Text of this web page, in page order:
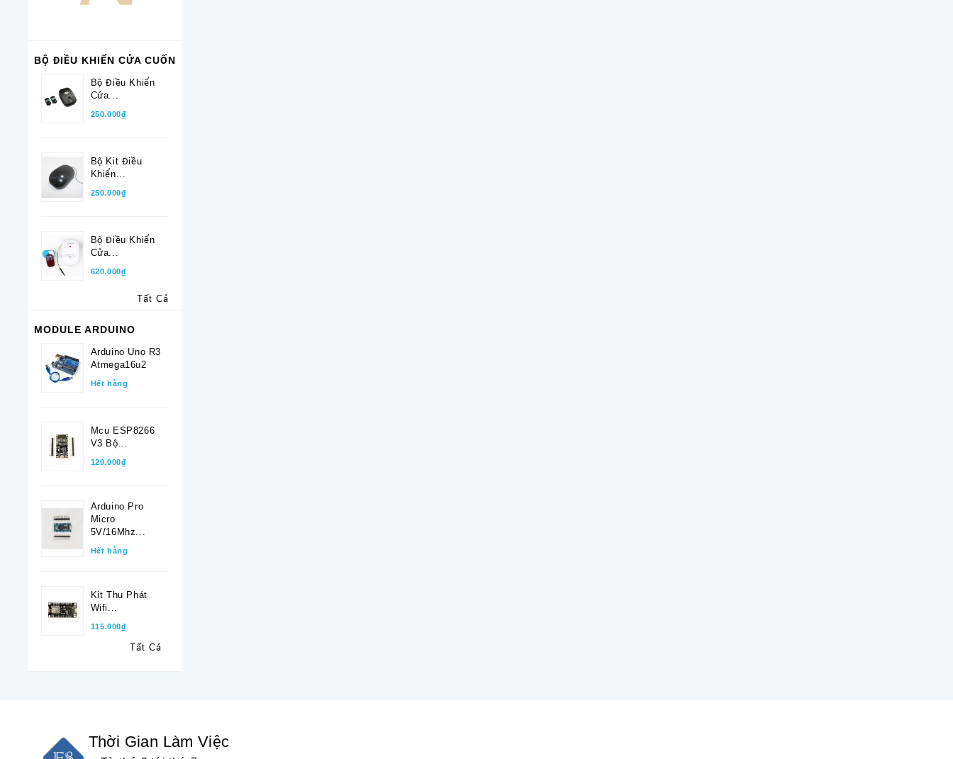
BỘ ĐIỀU KHIỂN CỬA CUỐN
Bộ Điều Khiển
Cửa...
250.000₫
Bộ Kit Điều
Khiển...
250.000₫
Bộ Điều Khiển
Cửa...
620.000₫
Tất Cả
MODULE ARDUINO
Arduino Uno R3
Atmega16u2
Hết hàng
Mcu ESP8266
V3 Bộ...
120.000₫
Arduino Pro
Micro
5V/16Mhz...
Hết hàng
Kit Thu Phát
Wifi...
115.000₫
Tất Cả
Thời Gian Làm Việc